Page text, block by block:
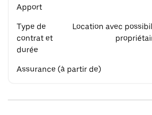
Apport
Type de
contrat et
durée
Location avec
Assurance (à partir de)